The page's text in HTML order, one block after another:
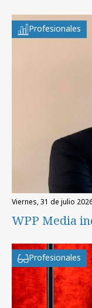
Profesionales
viernes, 31 de julio
WPP Media
Profesionales